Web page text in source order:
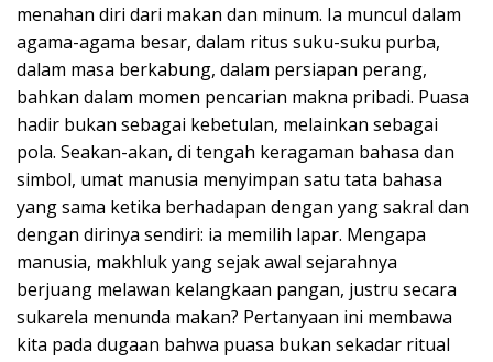
menahan diri dari makan dan minum. Ia muncul dalam
agama-agama besar, dalam ritus suku-suku purba,
dalam masa berkabung, dalam persiapan perang,
bahkan dalam momen pencarian makna pribadi. Puasa
hadir bukan sebagai kebetulan, melainkan sebagai
pola. Seakan-akan, di tengah keragaman bahasa dan
simbol, umat manusia menyimpan satu tata bahasa
yang sama ketika berhadapan dengan yang sakral dan
dengan dirinya sendiri: ia memilih lapar. Mengapa
manusia, makhluk yang sejak awal sejarahnya
berjuang melawan kelangkaan pangan, justru secara
sukarela menunda makan? Pertanyaan ini membawa
kita pada dugaan bahwa puasa bukan sekadar ritual